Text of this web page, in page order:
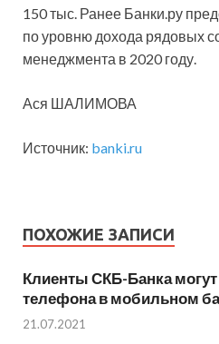
150 тыс. Ранее Банки.ру
по уровню дохода рядовых
менеджмента в 2020 году.
Ася ШАЛИМОВА
Источник: banki.ru
ПОХОЖИЕ ЗАПИСИ
​Клиенты СКБ-Банка
телефона в мобильном
21.07.2021